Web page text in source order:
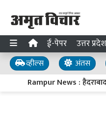
ई-पेपर उत्तर प्रदेश
व्हील्स अंतस
Rampur News :